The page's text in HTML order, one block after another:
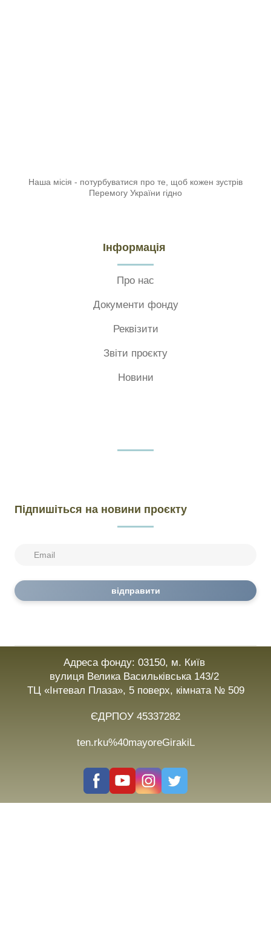
Наша місія - потурбуватися про те, щоб кожен зустрів
Перемогу України гідно
Інформація
Про нас
Документи фонду
Реквізити
Звіти проєкту
Новини
Підпишіться на новини проєкту
відправити
Адреса фонду: 03150, м. Київ
вулиця Велика Васильківська 143/2
ТЦ «Інтевал Плаза», 5 поверх, кімната № 509
ЄДРПОУ 45337282
ten.rku%40mayoreGirakiL